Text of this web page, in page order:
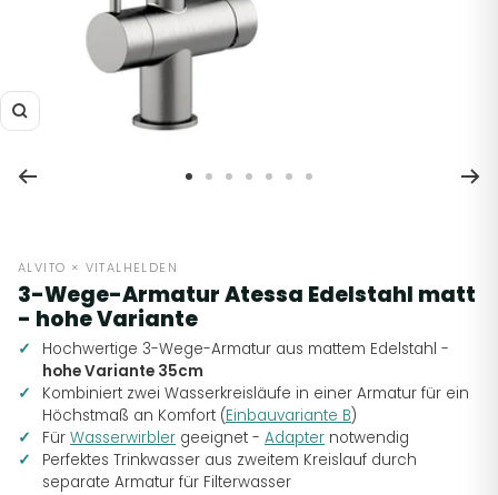
Zoom
ALVITO × VITALHELDEN
3-Wege-Armatur Atessa Edelstahl matt
- hohe Variante
Hochwertige 3-Wege-Armatur aus mattem Edelstahl -
hohe Variante 35cm
Kombiniert zwei Wasserkreisläufe in einer Armatur für ein
Höchstmaß an Komfort (Einbauvariante B)
Für Wasserwirbler geeignet - Adapter notwendig
Perfektes Trinkwasser aus zweitem Kreislauf durch
separate Armatur für Filterwasser